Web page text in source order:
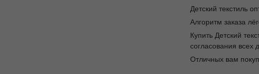
Детский текстиль
Алгоритм заказа
Купить Детский
согласования всех
Отличных вам